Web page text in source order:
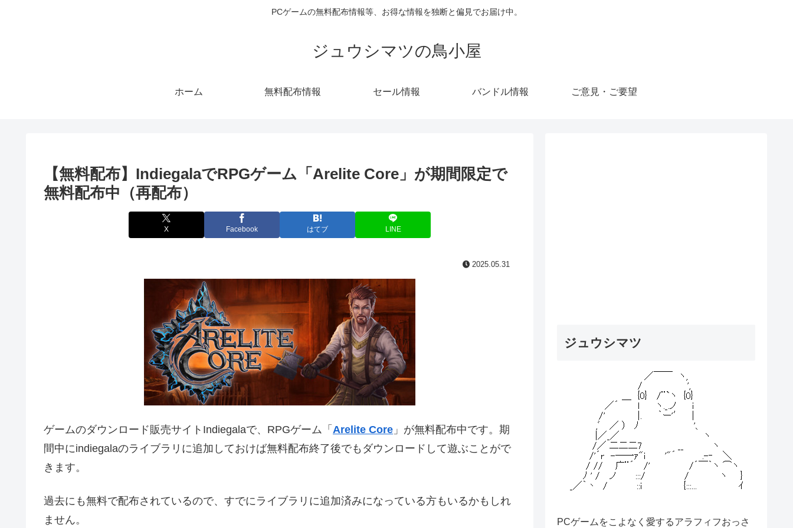
PCゲームの無料配布情報等、お得な情報を独断と偏見でお届け中。
ジュウシマツの鳥小屋
ホーム 無料配布情報 セール情報 バンドル情報 ご意見・ご要望
【無料配布】IndiegalaでRPGゲーム「Arelite Core」が期間限定で
無料配布中（再配布）
X Facebook はてブ LINE
2025.05.31
ゲームのダウンロード販売サイトIndiegalaで、RPGゲーム「 Arelite Core 」が無料配布中です。期
間中にindiegalaのライブラリに追加しておけば無料配布終了後でもダウンロードして遊ぶことがで
きます。
過去にも無料で配布されているので、すでにライブラリに追加済みになっている方もいるかもしれ
ません。
ジュウシマツ
PCゲームをこよなく愛するアラフィフおっさ